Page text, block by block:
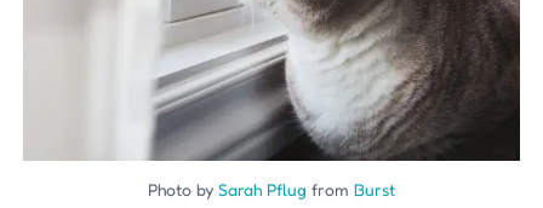
Photo by Sarah Pflug from Burst